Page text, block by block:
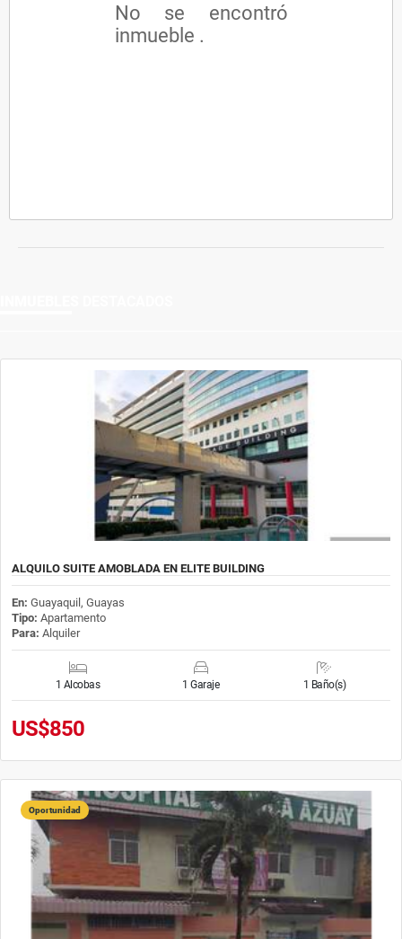
No se encontró
inmueble .
ALQUILO SUITE AMOBLADA EN ELITE BUILDING
En: Guayaquil, Guayas
Tipo: Apartamento
Para: Alquiler
1 Alcobas 1 Garaje 1 Baño(s)
US$850
Oportunidad